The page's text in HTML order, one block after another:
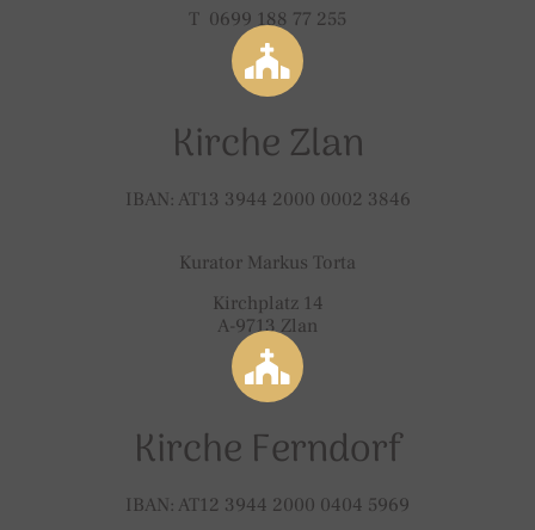
T 0699 188 77 255
Kirche Zlan
IBAN: AT13 3944 2000 0002 3846
Kurator Markus Torta
Kirchplatz 14
A-9713 Zlan
Kirche Ferndorf
IBAN: AT12 3944 2000 0404 5969